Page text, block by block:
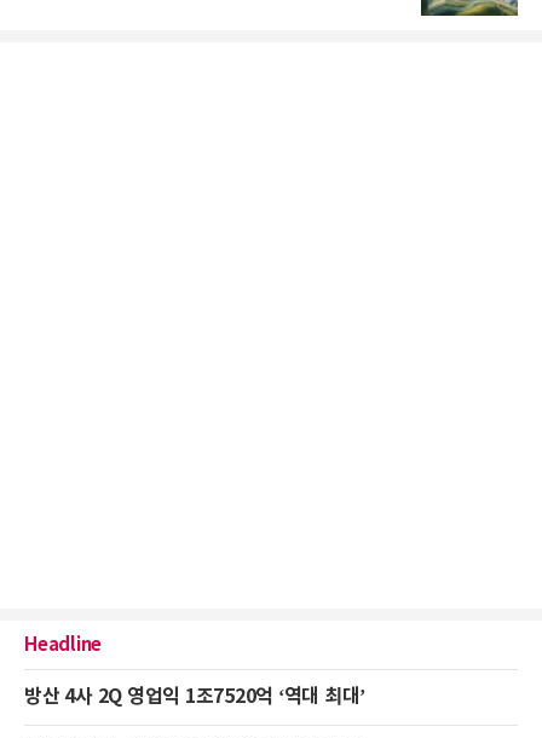
Headline
방산 4사 2Q 영업익 1조7520억 ‘역대 최대’